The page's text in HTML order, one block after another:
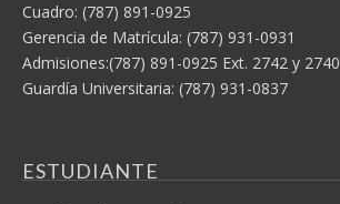
Cuadro: (787) 891-0925
Gerencia de Matrícula: (787) 931-0931
Admisiones:(787) 891-0925 Ext. 2742 y 2740
Guardía Universitaria: (787) 931-0837
ESTUDIANTE